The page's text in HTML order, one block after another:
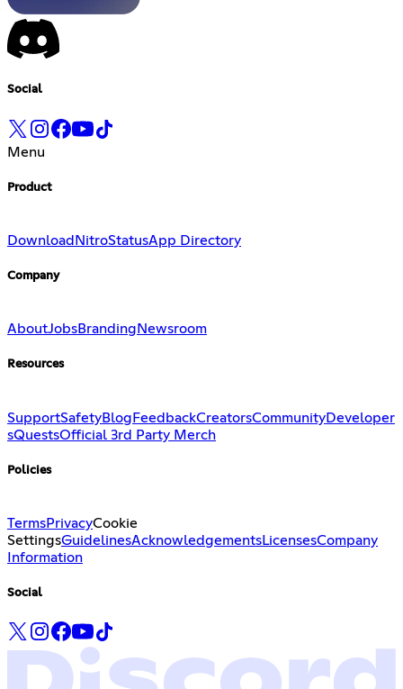
Social
Menu
Product
Download NitroStatusApp Directory
Company
AboutJobsBranding Newsroom
Resources
SupportSafetyBlog FeedbackCreatorsCommunityDeveloper
sQuestsOfficial 3rd Party Merch
Policies
TermsPrivacyCookie
SettingsGuidelinesAcknowledgementsLicensesCompany
Information
Social